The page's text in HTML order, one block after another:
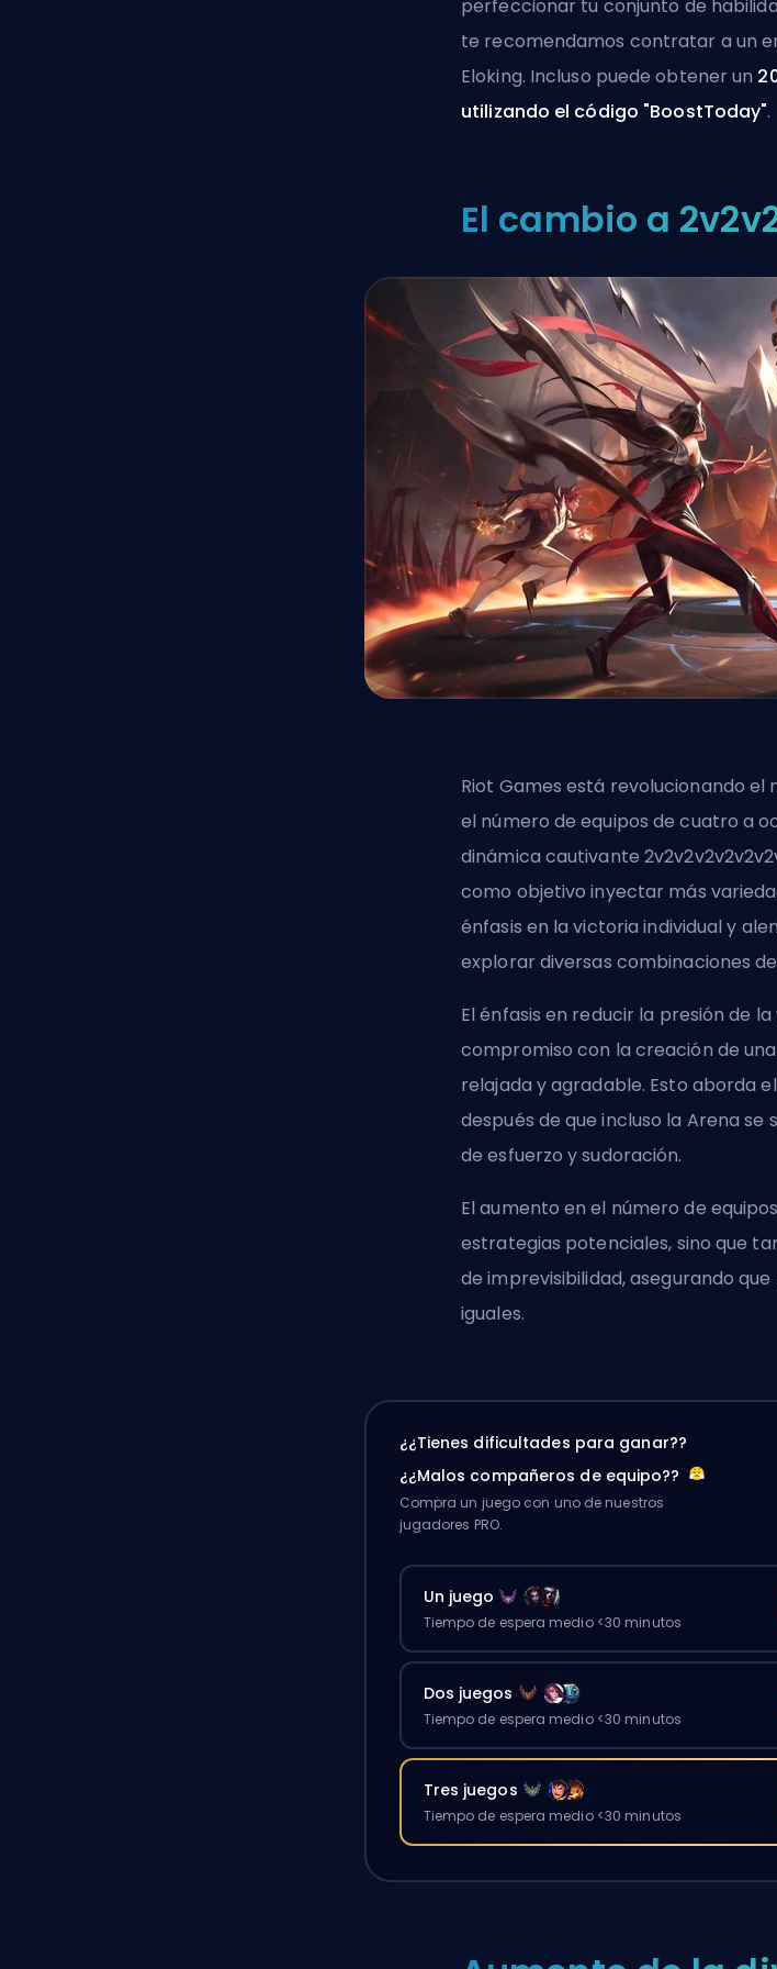
perfeccionar tu conjunto de
te recomendamos contratar a un
Eloking. Incluso puede obtener un
utilizando el código "BoostToday".
El cambio a
Riot Games está revolucionando el
el número de equipos de cuatro a
dinámica cautivante
como objetivo inyectar más
énfasis en la victoria individual y
explorar diversas combinaciones
El énfasis en reducir la presión de
compromiso con la creación de
relajada y agradable. Esto aborda
después de que incluso la Arena
de esfuerzo y sudoración.
El aumento en el número de
estrategias potenciales, sino que
de imprevisibilidad, asegurando
iguales.
¿¿Tienes dificultades para ganar??
¿¿Malos compañeros de equipo??
Compra un juego con uno de nuestros
jugadores PRO.
Un juego
Tiempo de espera medio <30 minutos
Dos juegos
Tiempo de espera medio <30 minutos
Tres juegos
Tiempo de espera medio <30 minutos